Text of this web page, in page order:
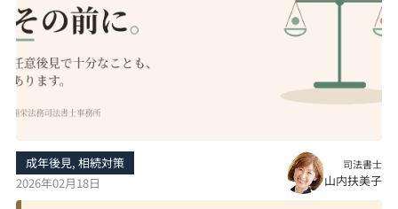
成年後見, 相続対策
2026年02月18日
司法書士
山内扶美子